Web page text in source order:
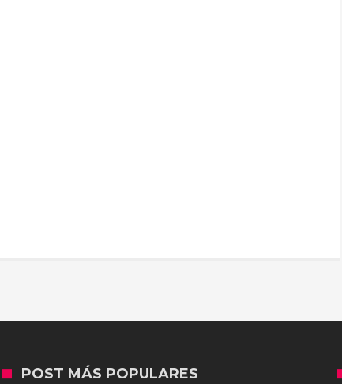
POST MÁS POPULARES